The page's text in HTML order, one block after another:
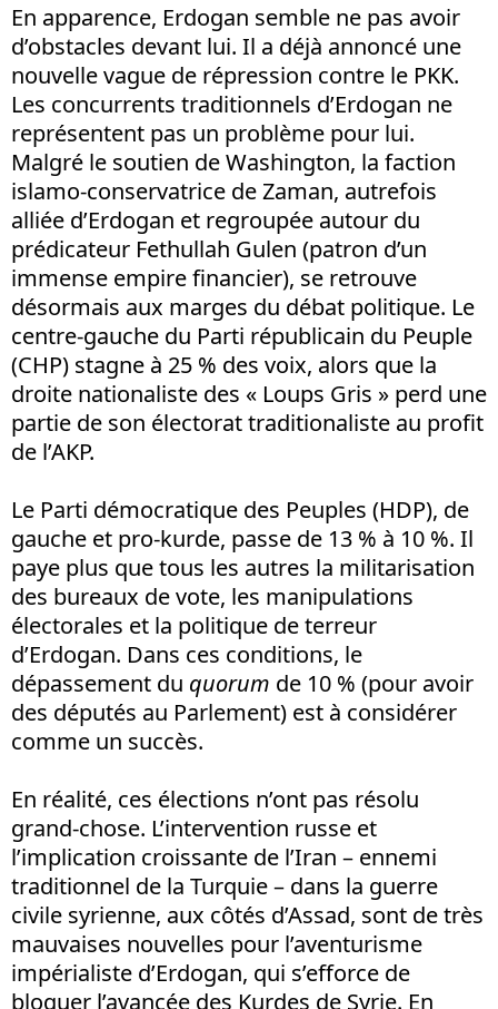
En apparence, Erdogan semble ne pas avoir
d’obstacles devant lui. Il a déjà annoncé une
nouvelle vague de répression contre le PKK.
Les concurrents traditionnels d’Erdogan ne
représentent pas un problème pour lui.
Malgré le soutien de Washington, la faction
islamo-conservatrice de Zaman, autrefois
alliée d’Erdogan et regroupée autour du
prédicateur Fethullah Gulen (patron d’un
immense empire financier), se retrouve
désormais aux marges du débat politique. Le
centre-gauche du Parti républicain du Peuple
(CHP) stagne à 25 % des voix, alors que la
droite nationaliste des « Loups Gris » perd une
partie de son électorat traditionaliste au profit
de l’AKP.
Le Parti démocratique des Peuples (HDP), de
gauche et pro-kurde, passe de 13 % à 10 %. Il
paye plus que tous les autres la militarisation
des bureaux de vote, les manipulations
électorales et la politique de terreur
d’Erdogan. Dans ces conditions, le
dépassement du quorum de 10 % (pour avoir
des députés au Parlement) est à considérer
comme un succès.
En réalité, ces élections n’ont pas résolu
grand-chose. L’intervention russe et
l’implication croissante de l’Iran – ennemi
traditionnel de la Turquie – dans la guerre
civile syrienne, aux côtés d’Assad, sont de très
mauvaises nouvelles pour l’aventurisme
impérialiste d’Erdogan, qui s’efforce de
bloquer l’avancée des Kurdes de Syrie. En